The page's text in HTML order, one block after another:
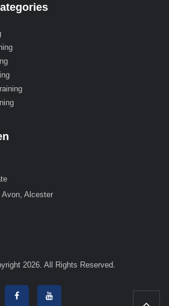
Avon, Alcester
2026. All Rights Reserved.